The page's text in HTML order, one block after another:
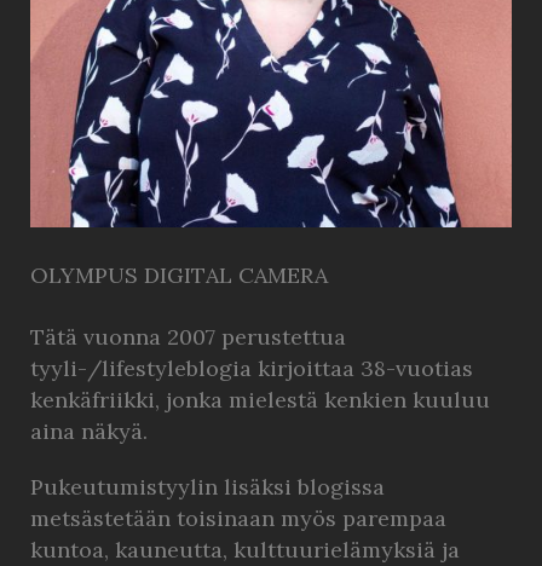
OLYMPUS DIGITAL CAMERA
Tätä vuonna 2007 perustettua
tyyli-/lifestyleblogia kirjoittaa 38-vuotias
kenkäfriikki, jonka mielestä kenkien kuuluu
aina näkyä.
Pukeutumistyylin lisäksi blogissa
metsästetään toisinaan myös parempaa
kuntoa, kauneutta, kulttuurielämyksiä ja